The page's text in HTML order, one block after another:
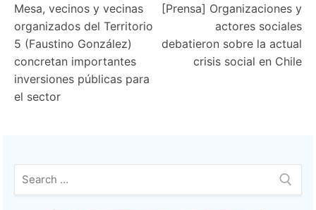
de
entradas
Mesa, vecinos y vecinas
organizados del Territorio
5 (Faustino González)
concretan importantes
inversiones públicas para
el sector
[Prensa] Organizaciones y
actores sociales
debatieron sobre la actual
crisis social en Chile
Buscar: